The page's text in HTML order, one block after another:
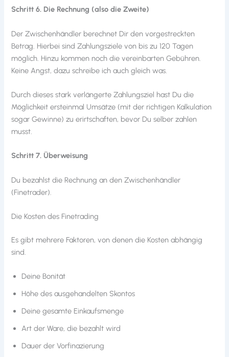
Schritt 6. Die Rechnung (also die Zweite)
Der Zwischenhändler berechnet Dir den vorgestreckten
Betrag. Hierbei sind Zahlungsziele von bis zu 120 Tagen
möglich. Hinzu kommen noch die vereinbarten Gebühren.
Keine Angst, dazu schreibe ich auch gleich was.
Durch dieses stark verlängerte Zahlungsziel hast Du die
Möglichkeit ersteinmal Umsätze (mit der richtigen Kalkulation
sogar Gewinne) zu erirtschaften, bevor Du selber zahlen
musst.
Schritt 7. Überweisung
Du bezahlst die Rechnung an den Zwischenhändler
(Finetrader).
Die Kosten des Finetrading
Es gibt mehrere Faktoren, von denen die Kosten abhängig
sind.
Deine Bonität
Höhe des ausgehandelten Skontos
Deine gesamte Einkaufsmenge
Art der Ware, die bezahlt wird
Dauer der Vorfinazierung